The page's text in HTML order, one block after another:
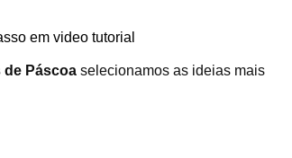
em video tutorial
de Páscoa selecionamos as ideias mais